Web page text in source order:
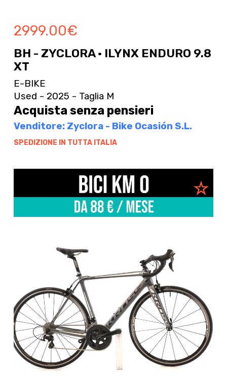
2999.00€
BH - ZYCLORA · ILYNX ENDURO 9.8
XT
E-BIKE
Used - 2025 - Taglia M
Acquista senza pensieri
Venditore: Zyclora - Bike Ocasión S.L.
SPEDIZIONE IN TUTTA ITALIA